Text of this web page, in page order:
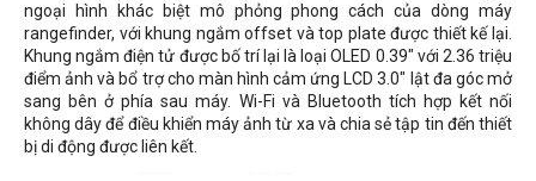
ngoại hình khác biệt mô phỏng phong cách của dòng máy
rangefinder, với khung ngắm offset và top plate được thiết kế lại.
Khung ngắm điện tử được bố trí lại là loại OLED 0.39" với 2.36 triệu
điểm ảnh và bổ trợ cho màn hình cảm ứng LCD 3.0" lật đa góc mở
sang bên ở phía sau máy. Wi-Fi và Bluetooth tích hợp kết nối
không dây để điều khiển máy ảnh từ xa và chia sẻ tập tin đến thiết
bị di động được liên kết.